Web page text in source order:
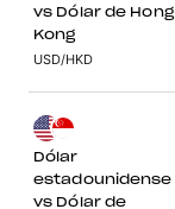
vs Dólar de Hong
Kong
USD/HKD
Dólar
estadounidense
vs Dólar de